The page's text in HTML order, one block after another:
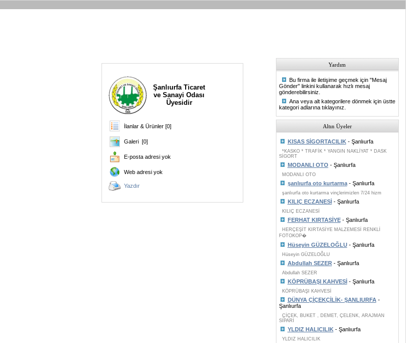
Şanlıurfa Ticaret
ve Sanayi Odası
Üyesidir
İlanlar & Ürünler [0]
Galeri [0]
E-posta adresi yok
Web adresi yok
Yazdır
Yardım
Bu firma ile iletişime geçmek için "Mesaj
Gönder" linkini kullanarak hızlı mesaj
gönderebilirsiniz.
Ana veya alt kategorilere dönmek için üstte
kategori adlarına tıklayınız.
Altın Üyeler
KISAS SİGORTACILIK- Şanlıurfa
*KASKO * TRAFİK * YANGIN NAKLİYAT * DASK
SİGORT
MODANLI OTO - Şanlıurfa
MODANLI OTO
şanlıurfa oto kurtarma- Şanlıurfa
şanlıurfa oto kurtarma vinçlerimizlen 7/24 hizm
KILIÇ ECZANESİ- Şanlıurfa
KILIÇ ECZANESİ
FERHAT KIRTASİYE- Şanlıurfa
HERÇEŞİT KIRTASİYE MALZEMESİ RENKLİ
FOTOKOP�
Hüseyin GÜZELOĞLU- Şanlıurfa
Hüseyin GÜZELOĞLU
Abdullah SEZER- Şanlıurfa
Abdullah SEZER
KÖPRÜBAŞI KAHVESİ- Şanlıurfa
KÖPRÜBAŞI KAHVESİ
DÜNYA ÇİÇEKÇİLİK- ŞANLIURFA -
Şanlıurfa
ÇİÇEK, BUKET , DEMET, ÇELENK, ARAJMAN
SİPARİ
YLDIZ HALICILIK- Şanlıurfa
YLDIZ HALICILIK